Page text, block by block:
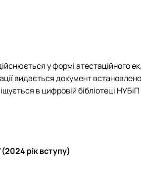
у формі атестаційного
видається документ
в цифровій бібліотеці
(2024 рік вступу)